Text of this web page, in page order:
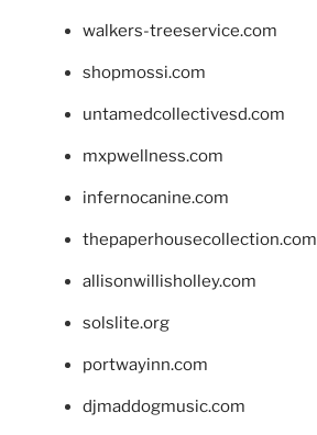
walkers-treeservice.com
shopmossi.com
untamedcollectivesd.com
mxpwellness.com
infernocanine.com
thepaperhousecollection.com
allisonwillisholley.com
solslite.org
portwayinn.com
djmaddogmusic.com